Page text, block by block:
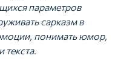
параметров
сарказм в
понимать юмор,
текста.